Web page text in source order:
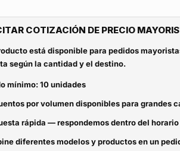
COTIZACIÓN DE PRECIO
está disponible para pedidos
según la cantidad y el destino.
mínimo: 10 unidades
por volumen disponibles para grandes
rápida — respondemos dentro del
diferentes modelos y productos en un